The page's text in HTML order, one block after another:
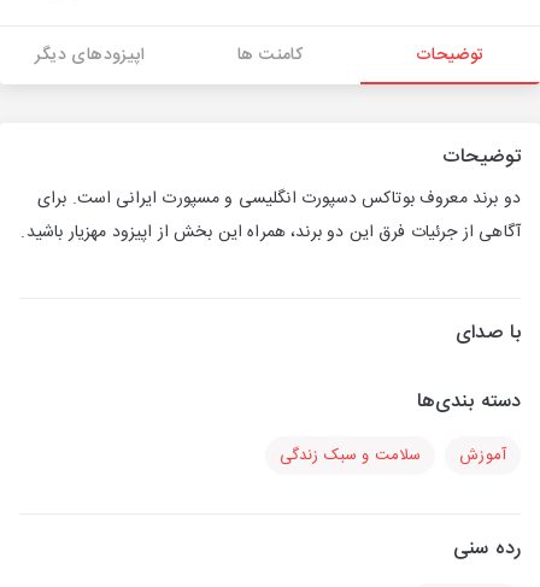
توضیحات کامنت ها اپیزودهای دیگر
توضیحات
دو برند معروف بوتاکس دسپورت انگلیسی و مسپورت ایرانی است. برای
آگاهی از جرئیات فرق این دو برند، همراه این بخش از اپیزود مهزیار باشید.
با صدای
دسته بندی‌ها
آموزش سلامت و سبک زندگی
رده سنی